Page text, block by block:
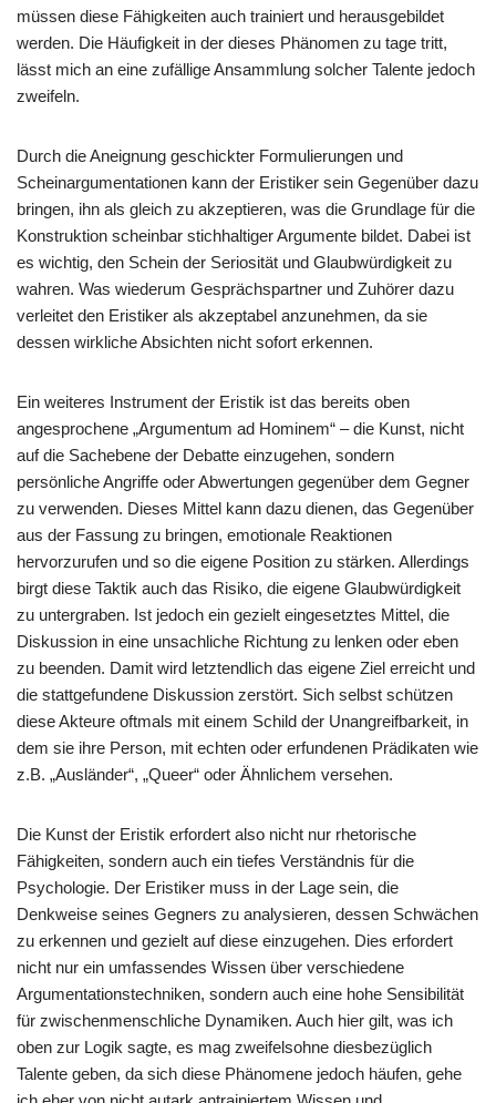
müssen diese Fähigkeiten auch trainiert und herausgebildet
werden. Die Häufigkeit in der dieses Phänomen zu tage tritt,
lässt mich an eine zufällige Ansammlung solcher Talente jedoch
zweifeln.
Durch die Aneignung geschickter Formulierungen und
Scheinargumentationen kann der Eristiker sein Gegenüber dazu
bringen, ihn als gleich zu akzeptieren, was die Grundlage für die
Konstruktion scheinbar stichhaltiger Argumente bildet. Dabei ist
es wichtig, den Schein der Seriosität und Glaubwürdigkeit zu
wahren. Was wiederum Gesprächspartner und Zuhörer dazu
verleitet den Eristiker als akzeptabel anzunehmen, da sie
dessen wirkliche Absichten nicht sofort erkennen.
Ein weiteres Instrument der Eristik ist das bereits oben
angesprochene „Argumentum ad Hominem“ – die Kunst, nicht
auf die Sachebene der Debatte einzugehen, sondern
persönliche Angriffe oder Abwertungen gegenüber dem Gegner
zu verwenden. Dieses Mittel kann dazu dienen, das Gegenüber
aus der Fassung zu bringen, emotionale Reaktionen
hervorzurufen und so die eigene Position zu stärken. Allerdings
birgt diese Taktik auch das Risiko, die eigene Glaubwürdigkeit
zu untergraben. Ist jedoch ein gezielt eingesetztes Mittel, die
Diskussion in eine unsachliche Richtung zu lenken oder eben
zu beenden. Damit wird letztendlich das eigene Ziel erreicht und
die stattgefundene Diskussion zerstört. Sich selbst schützen
diese Akteure oftmals mit einem Schild der Unangreifbarkeit, in
dem sie ihre Person, mit echten oder erfundenen Prädikaten wie
z.B. „Ausländer“, „Queer“ oder Ähnlichem versehen.
Die Kunst der Eristik erfordert also nicht nur rhetorische
Fähigkeiten, sondern auch ein tiefes Verständnis für die
Psychologie. Der Eristiker muss in der Lage sein, die
Denkweise seines Gegners zu analysieren, dessen Schwächen
zu erkennen und gezielt auf diese einzugehen. Dies erfordert
nicht nur ein umfassendes Wissen über verschiedene
Argumentationstechniken, sondern auch eine hohe Sensibilität
für zwischenmenschliche Dynamiken. Auch hier gilt, was ich
oben zur Logik sagte, es mag zweifelsohne diesbezüglich
Talente geben, da sich diese Phänomene jedoch häufen, gehe